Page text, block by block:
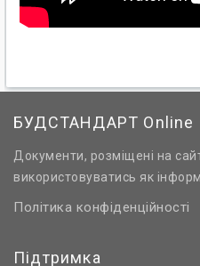
БУДСТАНДАРТ Online
Документи, розміщені на
використовуватись як
Політика конфіденційності
Підтримка